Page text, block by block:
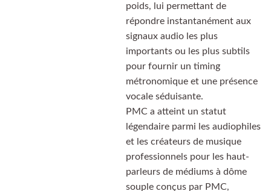
poids, lui permettant de
répondre instantanément aux
signaux audio les plus
importants ou les plus subtils
pour fournir un timing
métronomique et une présence
vocale séduisante.
PMC a atteint un statut
légendaire parmi les audiophiles
et les créateurs de musique
professionnels pour les haut-
parleurs de médiums à dôme
souple conçus par PMC,